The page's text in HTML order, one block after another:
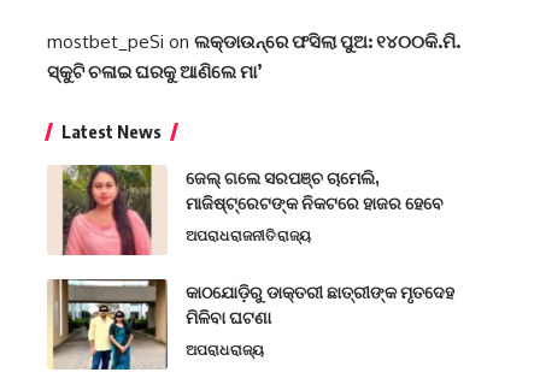
mostbet_peSi on ଲକ୍‌ଡାଉନ୍‌ରେ ଫସିଲା ପୁଅ: ୧୪୦୦କି.ମି.
ସ୍କୁଟି ଚଳାଇ ଘରକୁ ଆଣିଲେ ମା’
Latest News
ଜେଲ୍ ଗଲେ ସରପଞ୍ଚ ଚାମେଲି,
ମାଜିଷ୍ଟ୍ରେଟଙ୍କ ନିକଟରେ ହାଜର ହେବେ
ଅପରାଧରାଜନୀତିରାଜ୍ୟ
କାଠଯୋଡ଼ିରୁ ଡାକ୍ତରୀ ଛାତ୍ରୀଙ୍କ ମୃତଦେହ
ମିଳିବା ଘଟଣା
ଅପରାଧରାଜ୍ୟ